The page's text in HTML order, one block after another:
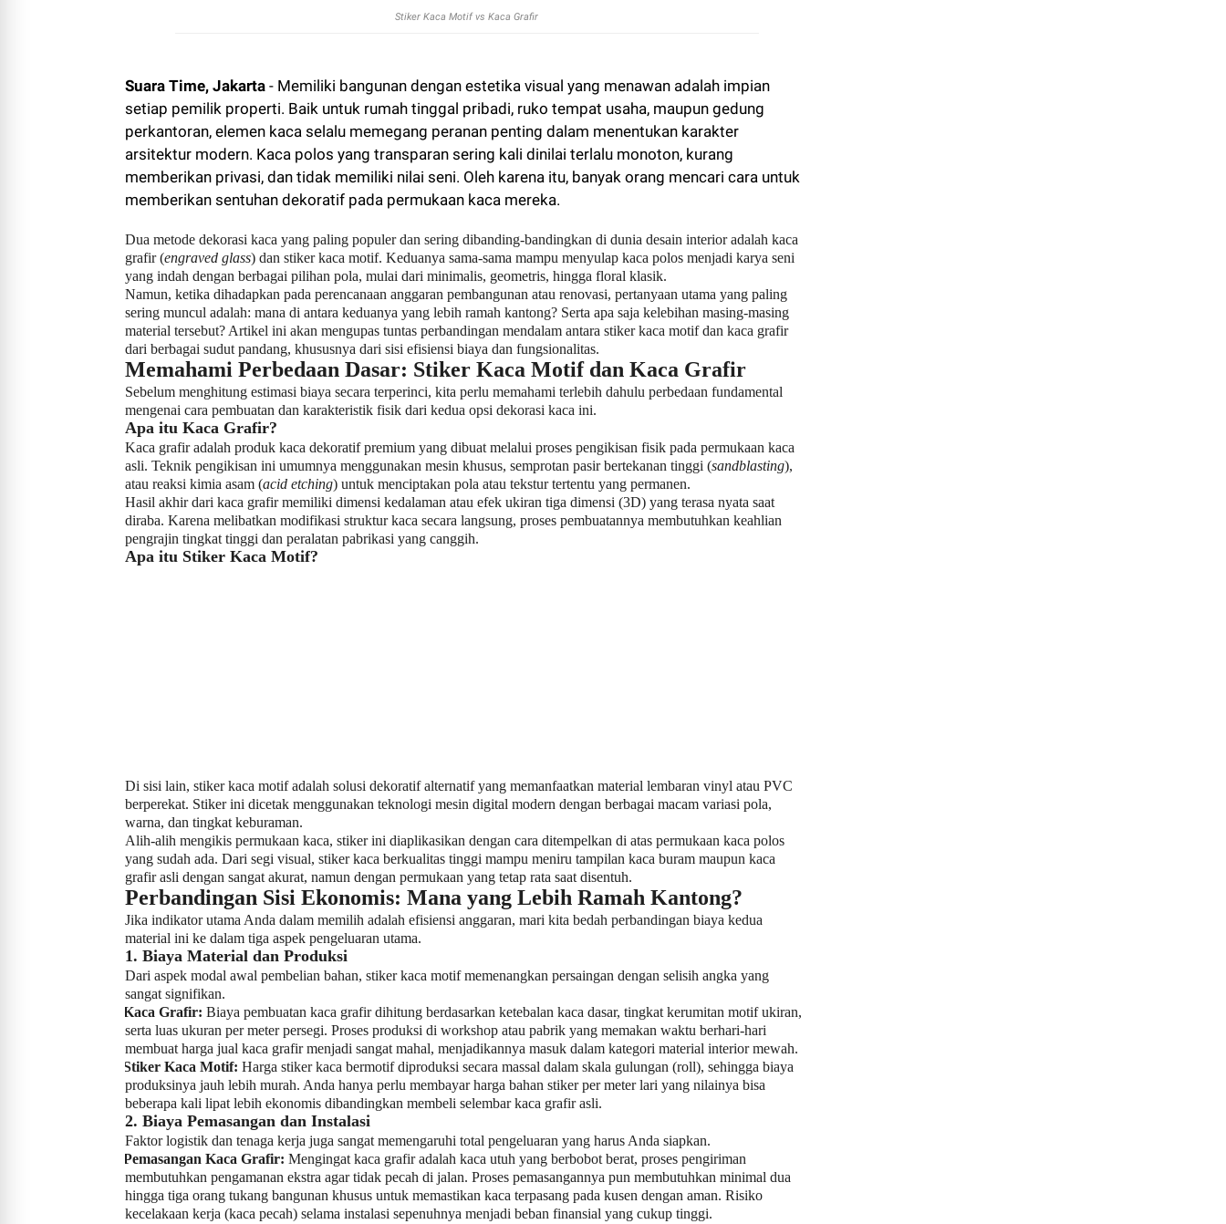
Stiker Kaca Motif vs Kaca Grafir
Suara Time, Jakarta - Memiliki bangunan dengan estetika visual yang menawan adalah impian
setiap pemilik properti. Baik untuk rumah tinggal pribadi, ruko tempat usaha, maupun gedung
perkantoran, elemen kaca selalu memegang peranan penting dalam menentukan karakter
arsitektur modern. Kaca polos yang transparan sering kali dinilai terlalu monoton, kurang
memberikan privasi, dan tidak memiliki nilai seni. Oleh karena itu, banyak orang mencari cara untuk
memberikan sentuhan dekoratif pada permukaan kaca mereka.
Dua metode dekorasi kaca yang paling populer dan sering dibanding-bandingkan di dunia desain interior adalah kaca
grafir (engraved glass) dan stiker kaca motif. Keduanya sama-sama mampu menyulap kaca polos menjadi karya seni
yang indah dengan berbagai pilihan pola, mulai dari minimalis, geometris, hingga floral klasik.
Namun, ketika dihadapkan pada perencanaan anggaran pembangunan atau renovasi, pertanyaan utama yang paling
sering muncul adalah: mana di antara keduanya yang lebih ramah kantong? Serta apa saja kelebihan masing-masing
material tersebut? Artikel ini akan mengupas tuntas perbandingan mendalam antara stiker kaca motif dan kaca grafir
dari berbagai sudut pandang, khususnya dari sisi efisiensi biaya dan fungsionalitas.
Memahami Perbedaan Dasar: Stiker Kaca Motif dan Kaca Grafir
Sebelum menghitung estimasi biaya secara terperinci, kita perlu memahami terlebih dahulu perbedaan fundamental
mengenai cara pembuatan dan karakteristik fisik dari kedua opsi dekorasi kaca ini.
Apa itu Kaca Grafir?
Kaca grafir adalah produk kaca dekoratif premium yang dibuat melalui proses pengikisan fisik pada permukaan kaca
asli. Teknik pengikisan ini umumnya menggunakan mesin khusus, semprotan pasir bertekanan tinggi (sandblasting),
atau reaksi kimia asam (acid etching) untuk menciptakan pola atau tekstur tertentu yang permanen.
Hasil akhir dari kaca grafir memiliki dimensi kedalaman atau efek ukiran tiga dimensi (3D) yang terasa nyata saat
diraba. Karena melibatkan modifikasi struktur kaca secara langsung, proses pembuatannya membutuhkan keahlian
pengrajin tingkat tinggi dan peralatan pabrikasi yang canggih.
Apa itu Stiker Kaca Motif?
Di sisi lain, stiker kaca motif adalah solusi dekoratif alternatif yang memanfaatkan material lembaran vinyl atau PVC
berperekat. Stiker ini dicetak menggunakan teknologi mesin digital modern dengan berbagai macam variasi pola,
warna, dan tingkat keburaman.
Alih-alih mengikis permukaan kaca, stiker ini diaplikasikan dengan cara ditempelkan di atas permukaan kaca polos
yang sudah ada. Dari segi visual, stiker kaca berkualitas tinggi mampu meniru tampilan kaca buram maupun kaca
grafir asli dengan sangat akurat, namun dengan permukaan yang tetap rata saat disentuh.
Perbandingan Sisi Ekonomis: Mana yang Lebih Ramah Kantong?
Jika indikator utama Anda dalam memilih adalah efisiensi anggaran, mari kita bedah perbandingan biaya kedua
material ini ke dalam tiga aspek pengeluaran utama.
1. Biaya Material dan Produksi
Dari aspek modal awal pembelian bahan, stiker kaca motif memenangkan persaingan dengan selisih angka yang
sangat signifikan.
Kaca Grafir: Biaya pembuatan kaca grafir dihitung berdasarkan ketebalan kaca dasar, tingkat kerumitan motif ukiran,
serta luas ukuran per meter persegi. Proses produksi di workshop atau pabrik yang memakan waktu berhari-hari
membuat harga jual kaca grafir menjadi sangat mahal, menjadikannya masuk dalam kategori material interior mewah.
Stiker Kaca Motif: Harga stiker kaca bermotif diproduksi secara massal dalam skala gulungan (roll), sehingga biaya
produksinya jauh lebih murah. Anda hanya perlu membayar harga bahan stiker per meter lari yang nilainya bisa
beberapa kali lipat lebih ekonomis dibandingkan membeli selembar kaca grafir asli.
2. Biaya Pemasangan dan Instalasi
Faktor logistik dan tenaga kerja juga sangat memengaruhi total pengeluaran yang harus Anda siapkan.
Pemasangan Kaca Grafir: Mengingat kaca grafir adalah kaca utuh yang berbobot berat, proses pengiriman
membutuhkan pengamanan ekstra agar tidak pecah di jalan. Proses pemasangannya pun membutuhkan minimal dua
hingga tiga orang tukang bangunan khusus untuk memastikan kaca terpasang pada kusen dengan aman. Risiko
kecelakaan kerja (kaca pecah) selama instalasi sepenuhnya menjadi beban finansial yang cukup tinggi.